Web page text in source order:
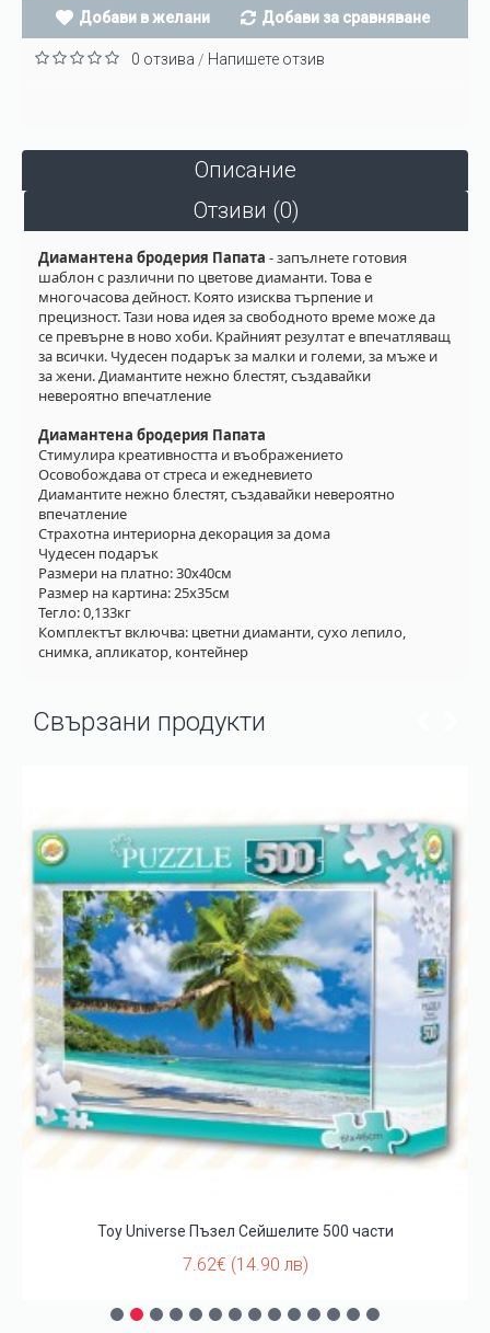
Добави в желани Добави за сравняване
0 отзива / Напишете отзив
Описание
Отзиви (0)
Диамантена бродерия Папата - запълнете готовия
шаблон с различни по цветове диаманти. Това е
многочасова дейност. Която изисква търпение и
прецизност. Тази нова идея за свободното време може да
се превърне в ново хоби. Крайният резултат е впечатляващ
за всички. Чудесен подарък за малки и големи, за мъже и
за жени. Диамантите нежно блестят, създавайки
невероятно впечатление
Диамантена бродерия Папата
Стимулира креативността и въображението
Осовобождава от стреса и ежедневието
Диамантите нежно блестят, създавайки невероятно
впечатление
Страхотна интериорна декорация за дома
Чудесен подарък
Размери на платно: 30х40см
Размер на картина: 25х35см
Тегло: 0,133кг
Комплектът включва: цветни диаманти, сухо лепило,
снимка, апликатор, контейнер
Свързани продукти
Toy Universe Пъзел Сейшелите 500 части
7.62€ (14.90 лв)